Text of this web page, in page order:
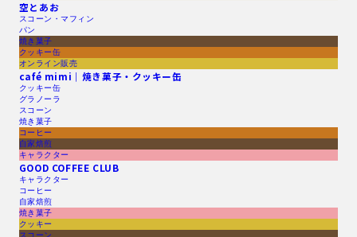
空とあお
スコーン・マフィン
パン
焼き菓子
クッキー缶
オンライン販売
café mimi｜焼き菓子・クッキー缶
クッキー缶
グラノーラ
スコーン
焼き菓子
コーヒー
自家焙煎
キャラクター
GOOD COFFEE CLUB
キャラクター
コーヒー
自家焙煎
焼き菓子
クッキー
スコーン